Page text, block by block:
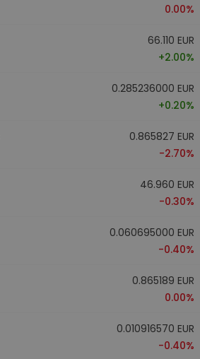
0.00%
66.110 EUR
+2.00%
0.285236000 EUR
+0.20%
0.865827 EUR
-2.70%
46.960 EUR
-0.30%
0.060695000 EUR
-0.40%
0.865189 EUR
0.00%
0.010916570 EUR
-0.40%